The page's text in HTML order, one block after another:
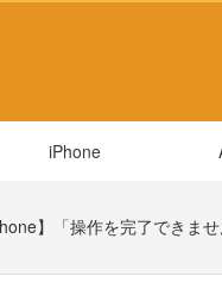
iPhone
】「操作を完了できま